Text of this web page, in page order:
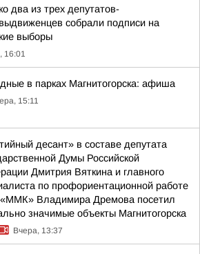
два из трех депутатов-
собрали подписи на
выборы
16:01
в парках Магнитогорска: афиша
15:11
десант» в составе депутата
Думы Российской
Дмитрия Вяткина и главного
по профориентационной работе
Владимира Дремова посетил
значимые объекты Магнитогорска
Вчера, 13:37